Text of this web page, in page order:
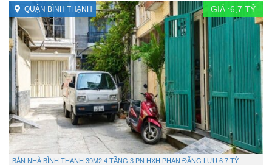
QUẬN BÌNH THẠNH GIÁ :6,7 TỶ
BÁN NHÀ BÌNH THẠNH 39M2 4 TẦNG 3 PN HXH PHAN ĐĂNG LƯU 6.7 TỶ.